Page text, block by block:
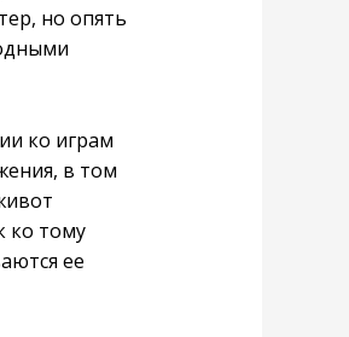
но опять
ко играм
в том
ко тому
ее